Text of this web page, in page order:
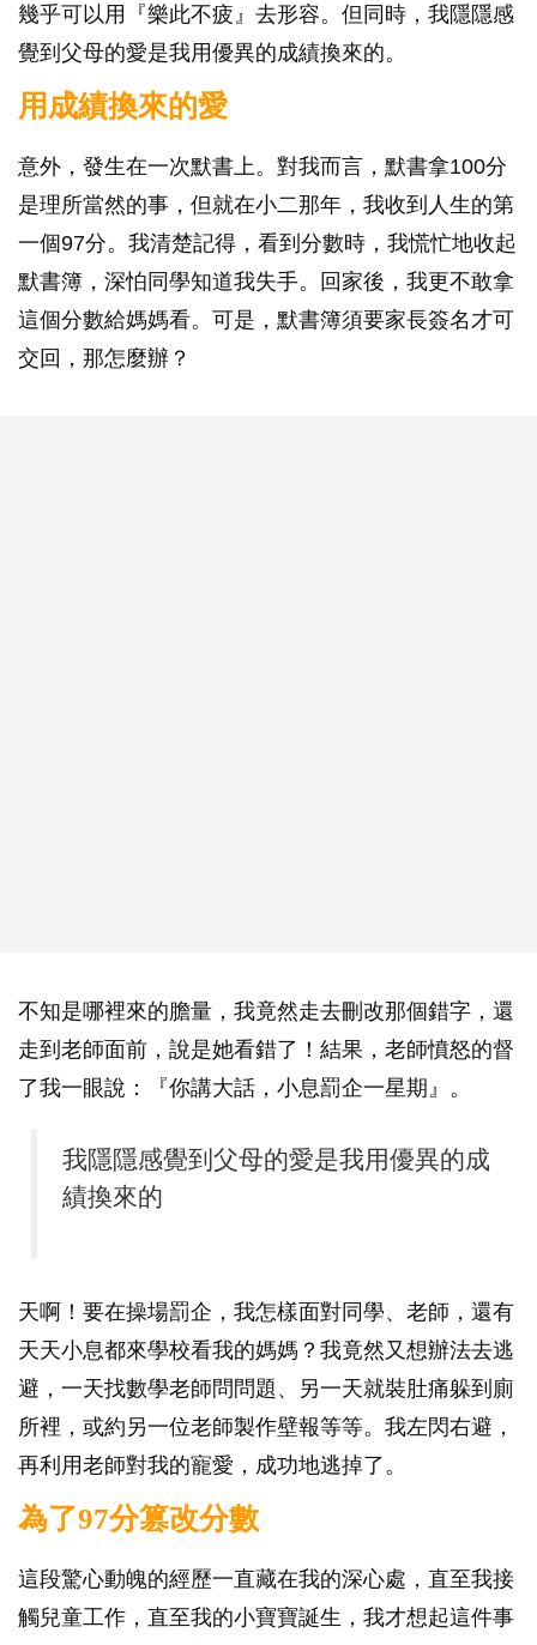
幾乎可以用『樂此不疲』去形容。但同時，我隱隱感
覺到父母的愛是我用優異的成績換來的。
用成績換來的愛
意外，發生在一次默書上。對我而言，默書拿100分
是理所當然的事，但就在小二那年，我收到人生的第
一個97分。我清楚記得，看到分數時，我慌忙地收起
默書簿，深怕同學知道我失手。回家後，我更不敢拿
這個分數給媽媽看。可是，默書簿須要家長簽名才可
交回，那怎麼辦？
不知是哪裡來的膽量，我竟然走去刪改那個錯字，還
走到老師面前，說是她看錯了！結果，老師憤怒的督
了我一眼說：『你講大話，小息罰企一星期』。
我隱隱感覺到父母的愛是我用優異的成
績換來的
天啊！要在操場罰企，我怎樣面對同學、老師，還有
天天小息都來學校看我的媽媽？我竟然又想辦法去逃
避，一天找數學老師問問題、另一天就裝肚痛躲到廁
所裡，或約另一位老師製作壁報等等。我左閃右避，
再利用老師對我的寵愛，成功地逃掉了。
為了97分篡改分數
這段驚心動魄的經歷一直藏在我的深心處，直至我接
觸兒童工作，直至我的小寶寶誕生，我才想起這件事